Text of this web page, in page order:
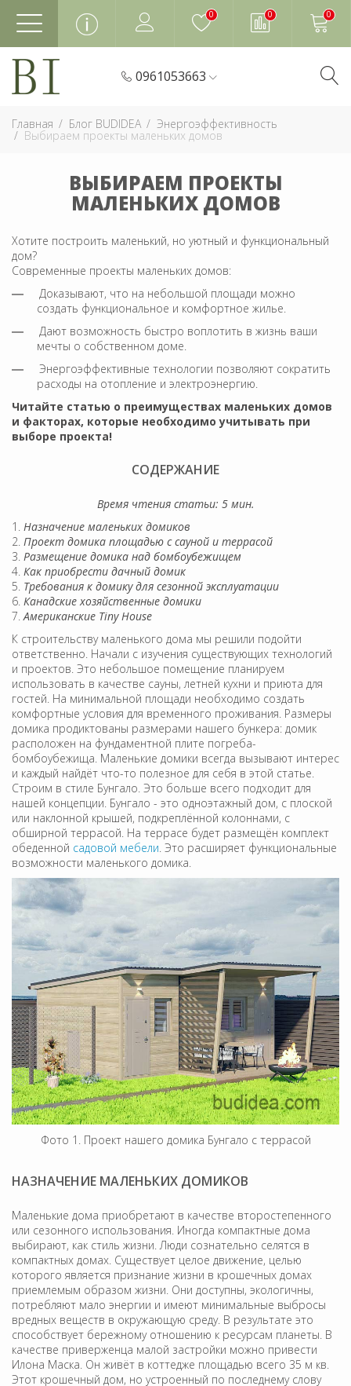
0 0 0
0961053663
Главная Блог BUDIDEA Энергоэффективность
Выбираем проекты маленьких домов
ВЫБИРАЕМ ПРОЕКТЫ
МАЛЕНЬКИХ ДОМОВ
Хотите построить маленький, но уютный и функциональный
дом?
Современные проекты маленьких домов:
Доказывают, что на небольшой площади можно
создать функциональное и комфортное жилье.
Дают возможность быстро воплотить в жизнь ваши
мечты о собственном доме.
Энергоэффективные технологии позволяют сократить
расходы на отопление и электроэнергию.
Читайте статью о преимуществах маленьких домов
и факторах, которые необходимо учитывать при
выборе проекта!
CОДЕРЖАНИЕ
Время чтения статьи: 5 мин.
Назначение маленьких домиков
Проект домика площадью с сауной и террасой
Размещение домика над бомбоубежищем
Как приобрести дачный домик
Требования к домику для сезонной эксплуатации
Канадские хозяйственные домики
Американские Tiny House
К строительству маленького дома мы решили подойти
ответственно. Начали с изучения существующих технологий
и проектов. Это небольшое помещение планируем
использовать в качестве сауны, летней кухни и приюта для
гостей. На минимальной площади необходимо создать
комфортные условия для временного проживания. Размеры
домика продиктованы размерами нашего бункера: домик
расположен на фундаментной плите погреба-
бомбоубежища. Маленькие домики всегда вызывают интерес
и каждый найдёт что-то полезное для себя в этой статье.
Строим в стиле Бунгало. Это больше всего подходит для
нашей концепции. Бунгало - это одноэтажный дом, с плоской
или наклонной крышей, подкреплённой колоннами, с
обширной террасой. На террасе будет размещён комплект
обеденной садовой мебели. Это расширяет функциональные
возможности маленького домика.
Фото 1. Проект нашего домика Бунгало с террасой
НАЗНАЧЕНИЕ МАЛЕНЬКИХ ДОМИКОВ
Маленькие дома приобретают в качестве второстепенного
или сезонного использования. Иногда компактные дома
выбирают, как стиль жизни. Люди сознательно селятся в
компактных домах. Существует целое движение, целью
которого является признание жизни в крошечных домах
приемлемым образом жизни. Они доступны, экологичны,
потребляют мало энергии и имеют минимальные выбросы
вредных веществ в окружающую среду. В результате это
способствует бережному отношению к ресурсам планеты. В
качестве приверженца малой застройки можно привести
Илона Маска. Он живёт в коттедже площадью всего 35 м кв.
Этот крошечный дом, но устроенный по последнему слову